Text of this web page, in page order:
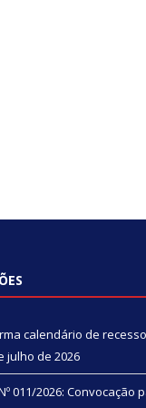
calendário de recesso
julho de 2026
011/2026: Convocação